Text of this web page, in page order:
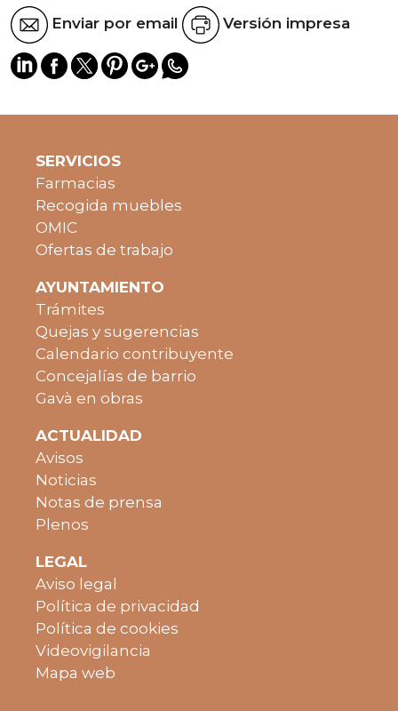
Enviar por email Versión impresa
SERVICIOS
Farmacias
Recogida muebles
OMIC
Ofertas de trabajo
AYUNTAMIENTO
Trámites
Quejas y sugerencias
Calendario contribuyente
Concejalías de barrio
Gavà en obras
ACTUALIDAD
Avisos
Noticias
Notas de prensa
Plenos
LEGAL
Aviso legal
Política de privacidad
Política de cookies
Videovigilancia
Mapa web